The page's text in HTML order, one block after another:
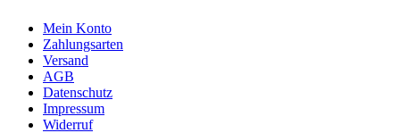
Mein Konto
Zahlungsarten
Versand
AGB
Datenschutz
Impressum
Widerruf